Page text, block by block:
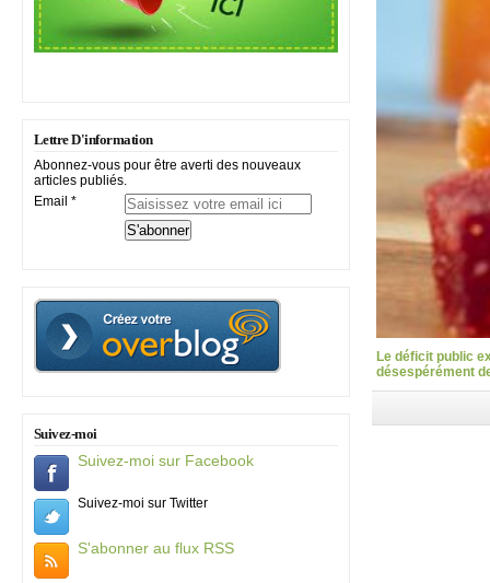
Lettre D'information
Abonnez-vous pour être averti des nouveaux
articles publiés.
Email
Suivez-moi
Suivez-moi sur Facebook
Suivez-moi sur Twitter
S'abonner au flux RSS
Le déficit public
désespérément